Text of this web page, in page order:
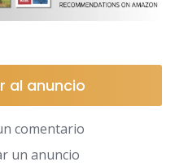
al anuncio
comentario
un anuncio